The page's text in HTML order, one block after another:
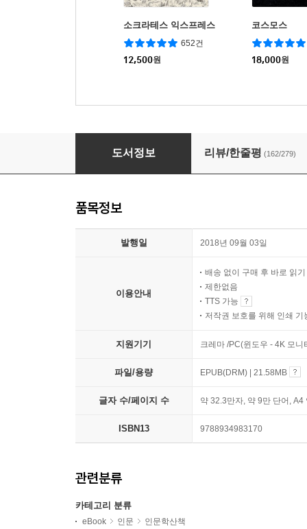
소크라테스 익스프레스
652건
12,500원
코스모스
18,000원
21세기를 위한 21가지 제언
도서정보 리뷰/한줄평 (162/279)
품목정보
발행일 2018년 09월 03일
이용안내
배송 없이 구매 후 바로 읽기
제한없음
TTS 가능
저작권 보호를 위해 인쇄 기
지원기기 크레마 /PC(윈도우 - 4K 모
파일/용량 EPUB(DRM) | 21.58MB
글자 수/페이지 수 약 32.3만자, 약 9만 단어,
ISBN13 9788934983170
관련분류
카테고리 분류
eBook 인문 인문학산책